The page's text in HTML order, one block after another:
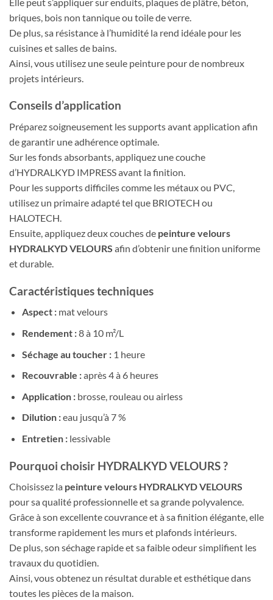
briques, bois non tannique ou toile de verre.
De plus, sa résistance à l’humidité la rend idéale pour les
cuisines et salles de bains.
Ainsi, vous utilisez une seule peinture pour de nombreux
projets intérieurs.
Conseils d’application
Préparez soigneusement les supports avant application afin
de garantir une adhérence optimale.
Sur les fonds absorbants, appliquez une couche
d’HYDRALKYD IMPRESS avant la finition.
Pour les supports difficiles comme les métaux ou PVC,
utilisez un primaire adapté tel que BRIOTECH ou
HALOTECH.
Ensuite, appliquez deux couches de peinture velours
HYDRALKYD VELOURS afin d’obtenir une finition uniforme
et durable.
Caractéristiques techniques
Aspect :mat velours
Rendement :8 à 10 m²/L
Séchage au toucher :1 heure
Recouvrable :après 4 à 6 heures
Application :brosse, rouleau ou airless
Dilution :eau jusqu’à 7 %
Entretien :lessivable
Pourquoi choisir HYDRALKYD VELOURS ?
Choisissez la peinture velours HYDRALKYD VELOURS
pour sa qualité professionnelle et sa grande polyvalence.
Grâce à son excellente couvrance et à sa finition élégante, elle
transforme rapidement les murs et plafonds intérieurs.
De plus, son séchage rapide et sa faible odeur simplifient les
travaux du quotidien.
Ainsi, vous obtenez un résultat durable et esthétique dans
toutes les pièces de la maison.